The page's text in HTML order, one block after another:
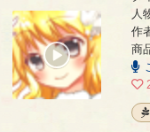
自己紹介なの
人
作
商